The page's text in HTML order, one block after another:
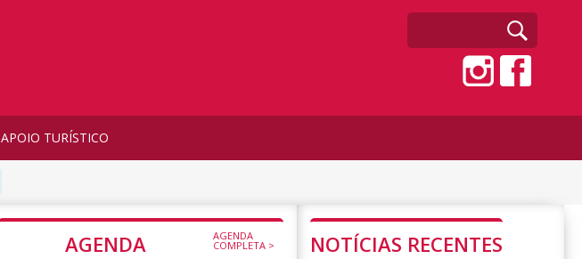
APOIO TURÍSTICO
AGENDA AGENDA
COMPLETA > NOTÍCIAS RECENTES